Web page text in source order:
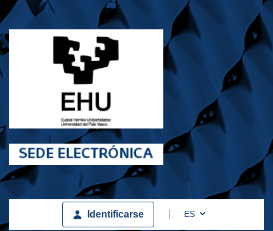
ES Toggle Dropdown
Identificarse